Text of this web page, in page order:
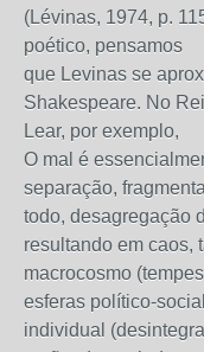
(Lévinas, 1974, p.
poético, pensamos
que Levinas se
Shakespeare. No Rei
Lear, por exemplo,
O mal é
separação,
todo, desagregação
resultando em caos,
macrocosmo
esferas político-
individual